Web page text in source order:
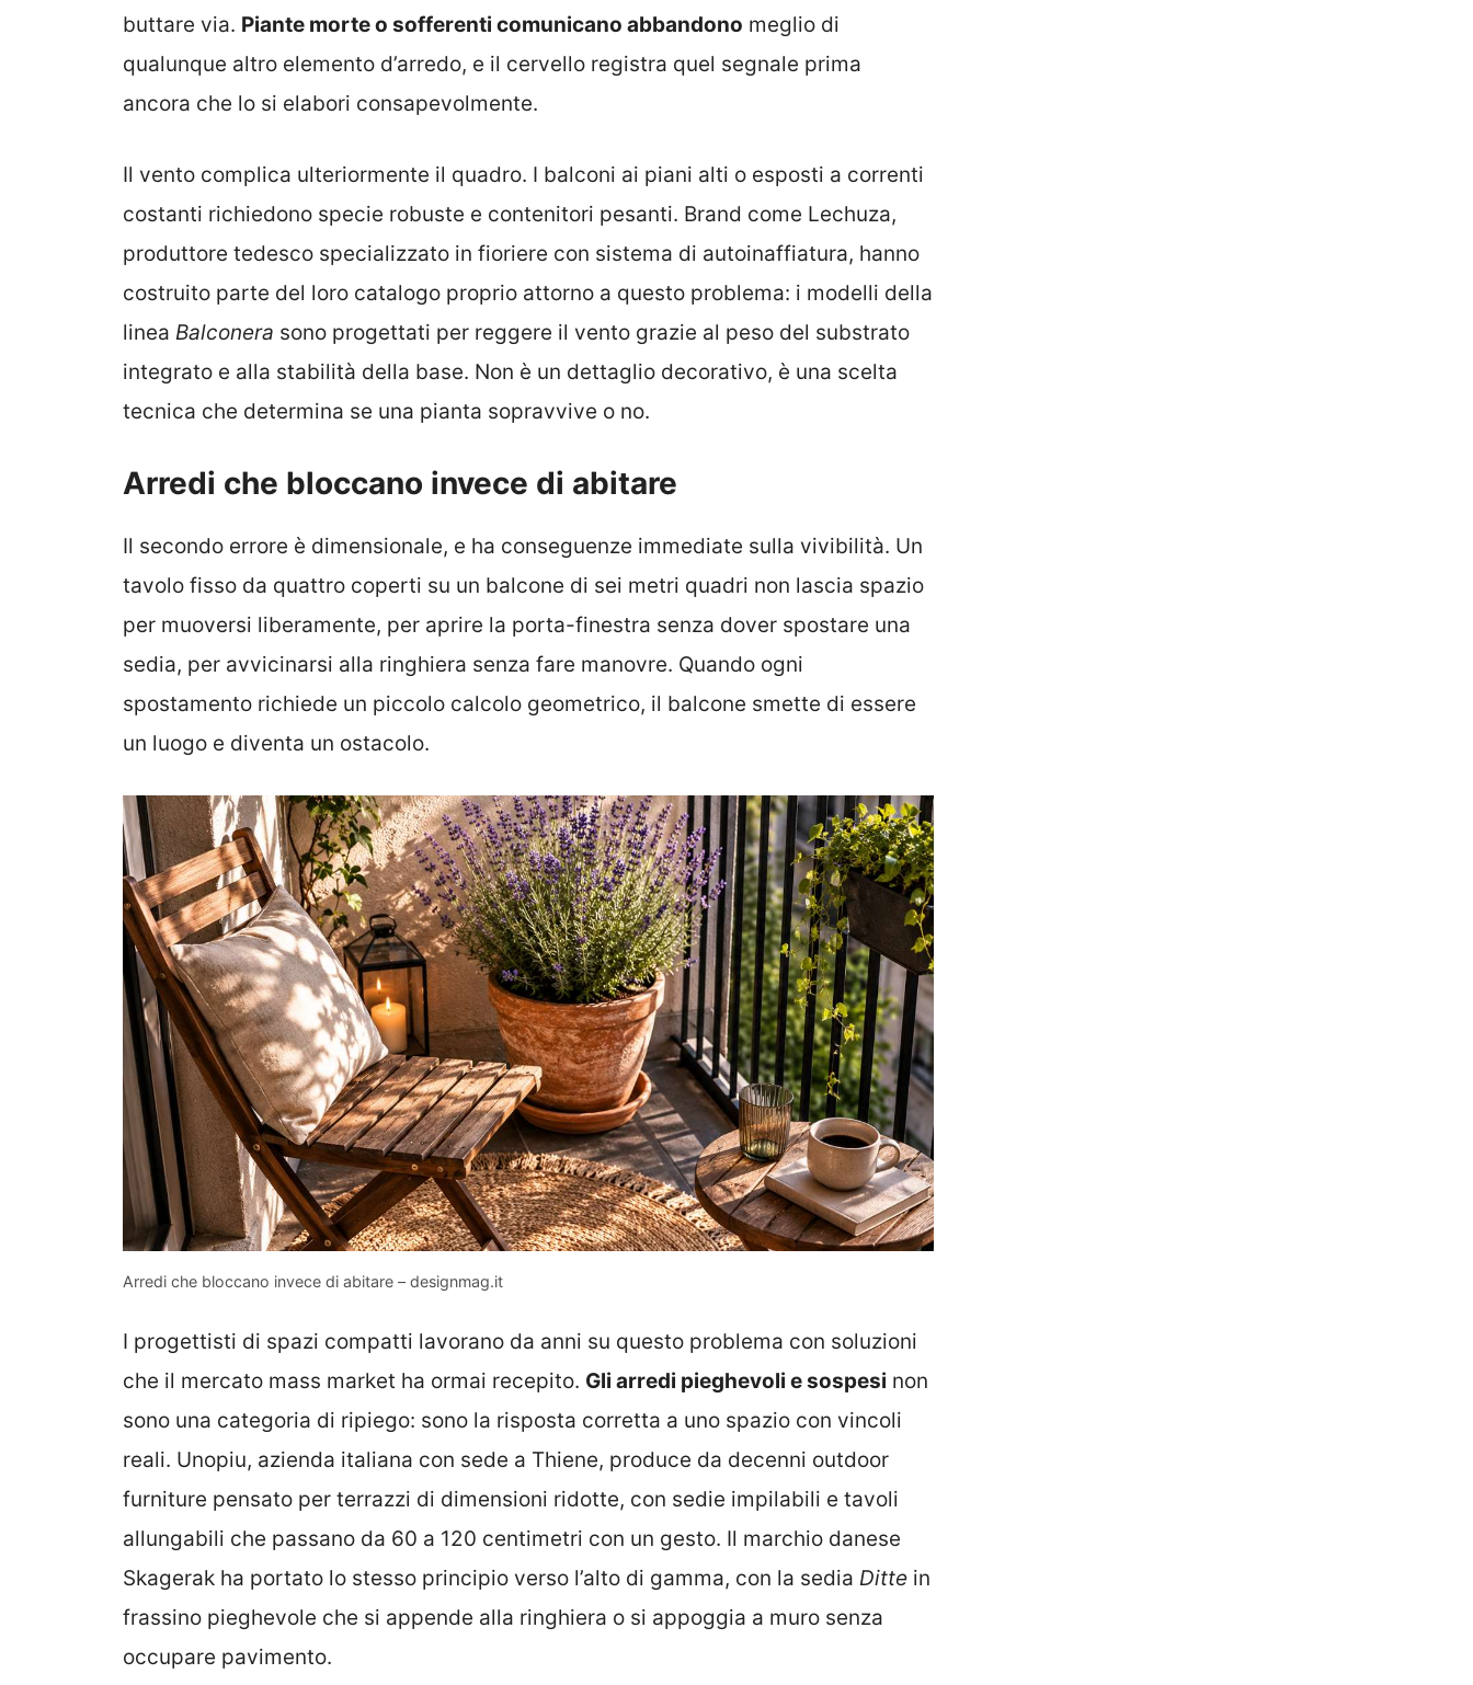
buttare via. Piante morte o sofferenti comunicano abbandono meglio di
qualunque altro elemento d’arredo, e il cervello registra quel segnale prima
ancora che lo si elabori consapevolmente.
Il vento complica ulteriormente il quadro. I balconi ai piani alti o esposti a correnti
costanti richiedono specie robuste e contenitori pesanti. Brand come Lechuza,
produttore tedesco specializzato in fioriere con sistema di autoinaffiatura, hanno
costruito parte del loro catalogo proprio attorno a questo problema: i modelli della
linea Balconera sono progettati per reggere il vento grazie al peso del substrato
integrato e alla stabilità della base. Non è un dettaglio decorativo, è una scelta
tecnica che determina se una pianta sopravvive o no.
Arredi che bloccano invece di abitare
Il secondo errore è dimensionale, e ha conseguenze immediate sulla vivibilità. Un
tavolo fisso da quattro coperti su un balcone di sei metri quadri non lascia spazio
per muoversi liberamente, per aprire la porta-finestra senza dover spostare una
sedia, per avvicinarsi alla ringhiera senza fare manovre. Quando ogni
spostamento richiede un piccolo calcolo geometrico, il balcone smette di essere
un luogo e diventa un ostacolo.
Arredi che bloccano invece di abitare – designmag.it
I progettisti di spazi compatti lavorano da anni su questo problema con soluzioni
che il mercato mass market ha ormai recepito. Gli arredi pieghevoli e sospesi non
sono una categoria di ripiego: sono la risposta corretta a uno spazio con vincoli
reali. Unopiu, azienda italiana con sede a Thiene, produce da decenni outdoor
furniture pensato per terrazzi di dimensioni ridotte, con sedie impilabili e tavoli
allungabili che passano da 60 a 120 centimetri con un gesto. Il marchio danese
Skagerak ha portato lo stesso principio verso l’alto di gamma, con la sedia Ditte in
frassino pieghevole che si appende alla ringhiera o si appoggia a muro senza
occupare pavimento.